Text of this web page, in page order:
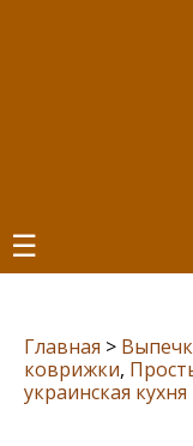
☰
Главная >
коврижки,
украинская кухня